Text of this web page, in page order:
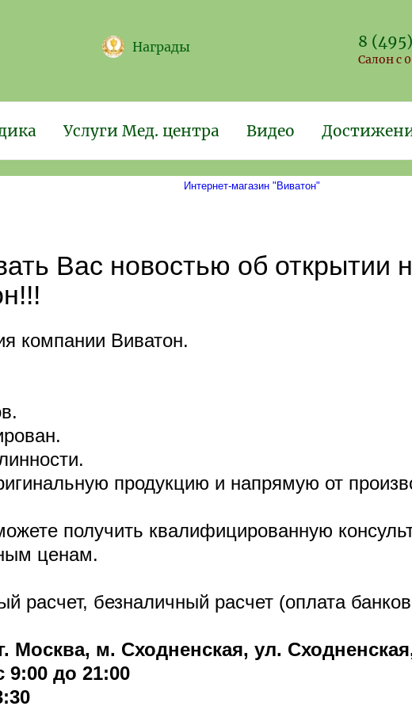
Награды 8
Салон с
Услуги Мед. центра Видео
Интернет-магазин "Виватон"
Вас новостью об открытии
компании Виватон.
продукцию и напрямую от
получить квалифицированную
ценам.
расчет, безналичный расчет (оплата
Москва, м. Сходненская, ул.
до 21:00